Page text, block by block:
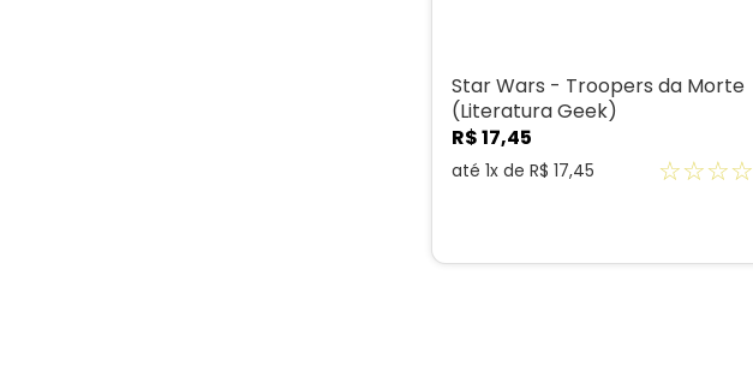
Star Wars - Troopers da Morte
(Literatura Geek)
R$17,45
até 1x de R$ 17,45 ☆☆☆☆